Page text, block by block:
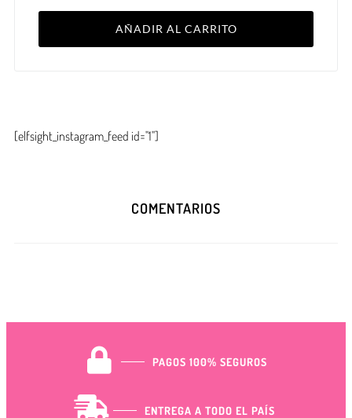
AÑADIR AL CARRITO
[elfsight_instagram_feed id="1"]
COMENTARIOS
PAGOS 100% SEGUROS
ENTREGA A TODO EL PAÍS